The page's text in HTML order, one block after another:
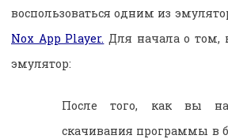
воспользоваться одним из
Nox App Player. Для начала о том,
эмулятор:
После того, как вы
скачивания программы в